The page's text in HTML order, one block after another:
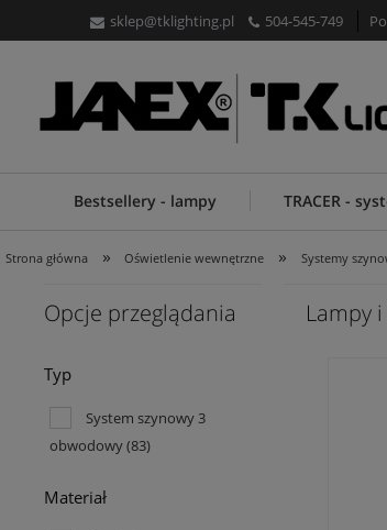
sklep@tklighting.pl 504-545-749
Bestsellery - lampy TRACER -
Strona główna » Oświetlenie wewnętrzne » Systemy
Opcje przeglądania
Typ
System szynowy 3
obwodowy(83)
Materiał
Lampy